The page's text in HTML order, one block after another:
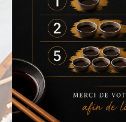
VOTRE COMPTE
NOTRE RESTAURANT
VOS AVIS
MENTIONS LÉGALES
C.G.V